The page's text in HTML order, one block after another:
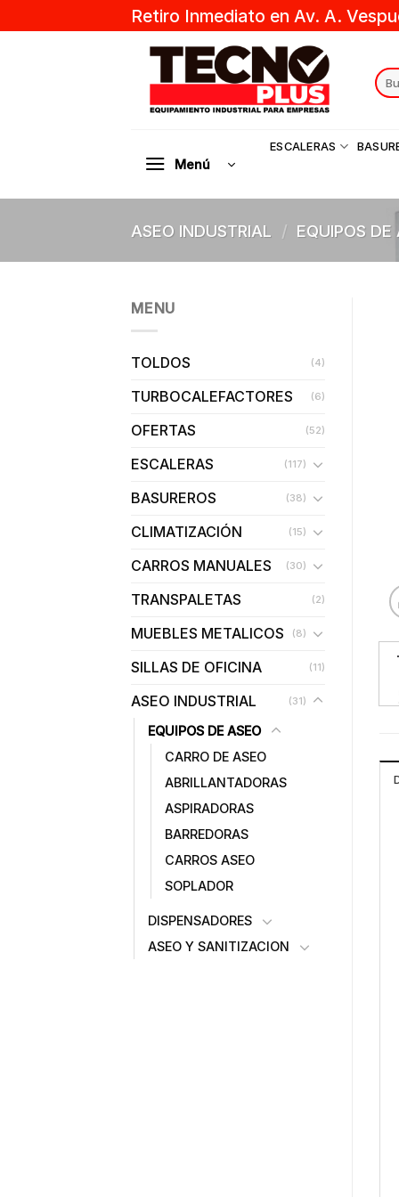
to
Retiro Inmediato en Av. A.
for:
Menú
ESCALERAS
ASEO INDUSTRIAL / EQUIPOS DE
MENU
TOLDOS (4)
TURBOCALEFACTORES (6)
OFERTAS (52)
ESCALERAS (117)
BASUREROS (38)
CLIMATIZACIÓN (15)
CARROS MANUALES (30)
TRANSPALETAS (2)
MUEBLES METALICOS (8)
SILLAS DE OFICINA (11)
ASEO INDUSTRIAL (31)
EQUIPOS DE ASEO
CARRO DE ASEO
ABRILLANTADORAS
ASPIRADORAS
BARREDORAS
CARROS ASEO
SOPLADOR
DISPENSADORES
ASEO Y SANITIZACION